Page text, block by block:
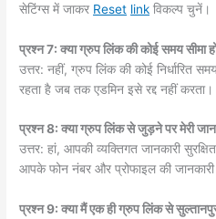
सेटिंग्स में जाकर Reset link विकल्प चुनें।
प्रश्न 7: क्या ग्रुप लिंक की कोई समय सीमा
उत्तर: नहीं, ग्रुप लिंक की कोई निर्धारित
रहता है जब तक एडमिन इसे रद्द नहीं करता।
प्रश्न 8: क्या ग्रुप लिंक से जुड़ने पर मेरी
उत्तर: हां, आपकी व्यक्तिगत जानकारी
आपके फोन नंबर और प्रोफाइल की
प्रश्न 9: क्या मैं एक ही ग्रुप लिंक से